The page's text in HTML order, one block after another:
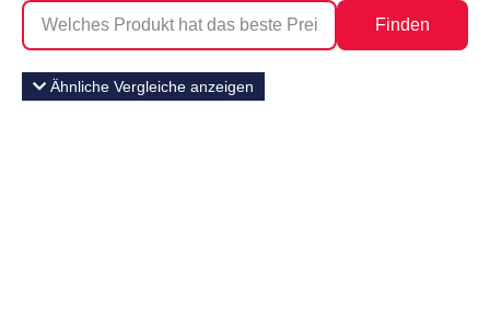
Finden
Ähnliche Vergleiche anzeigen